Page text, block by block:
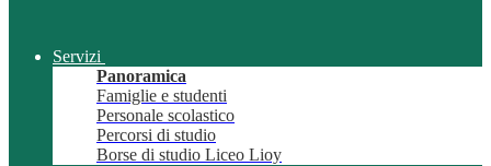
Servizi
Panoramica
Famiglie e studenti
Personale scolastico
Percorsi di studio
Borse di studio Liceo Lioy